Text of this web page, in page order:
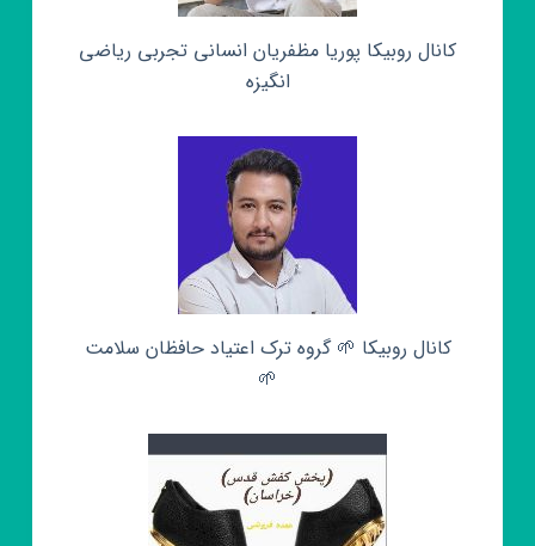
کانال روبیکا پوریا مظفریان انسانی تجربی ریاضی
انگیزه
کانال روبیکا 🌱 گروه ترک اعتیاد حافظان سلامت
🌱